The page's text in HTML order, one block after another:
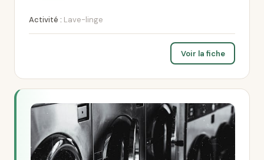
Activité : Lave-linge
Voir la fiche